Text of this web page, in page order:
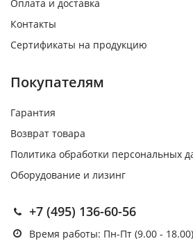
Оплата и доставка
Контакты
Сертификаты на продукцию
Покупателям
Гарантия
Возврат товара
Политика обработки персональных
Оборудование и лизинг
+7 (495) 136-60-56
Время работы: Пн-Пт (9.00 - 18.00)